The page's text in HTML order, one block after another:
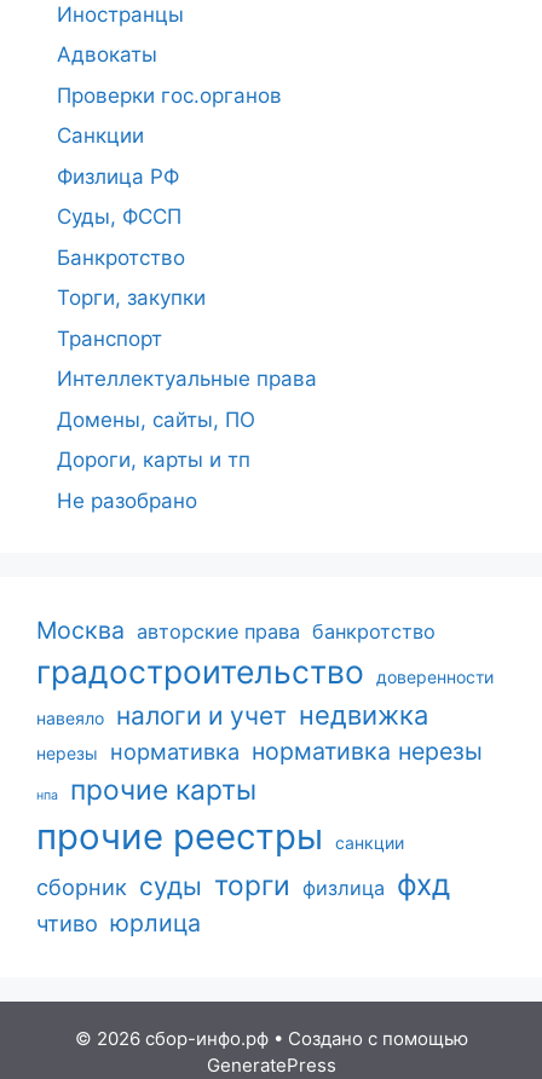
Иностранцы
Адвокаты
Проверки гос.органов
Санкции
Физлица РФ
Суды, ФССП
Банкротство
Торги, закупки
Транспорт
Интеллектуальные права
Домены, сайты, ПО
Дороги, карты и тп
Не разобрано
Москва авторские права банкротство
градостроительство
доверенности
навеяло
налоги и учет недвижка
нерезы нормативка нормативка нерезы
нпа прочие карты
прочие реестры санкции
сборник суды торги физлица фхд
чтиво юрлица
© 2026 сбор-инфо.рф• Создано с помощью
GeneratePress